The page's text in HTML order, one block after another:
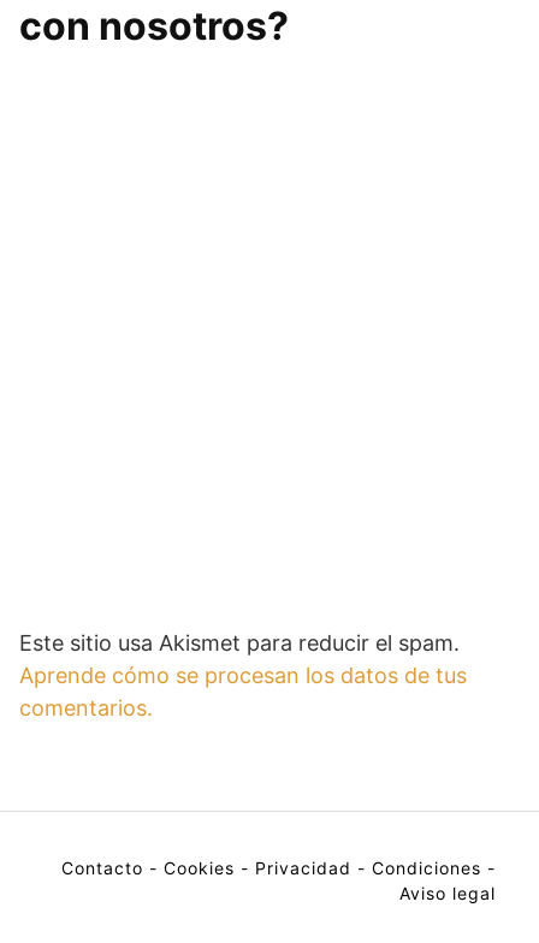
con nosotros?
Este sitio usa Akismet para reducir el spam.
Aprende cómo se procesan los datos de tus
comentarios.
Contacto - Cookies - Privacidad - Condiciones -
Aviso legal